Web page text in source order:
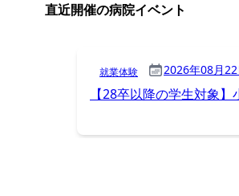
直近開催の病院イベント
就業体験 2026年08月
【28卒以降の学生対象